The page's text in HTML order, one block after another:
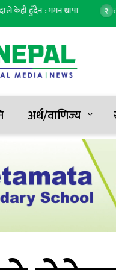
: गगन थापा २
अर्थ/वाणिज्य